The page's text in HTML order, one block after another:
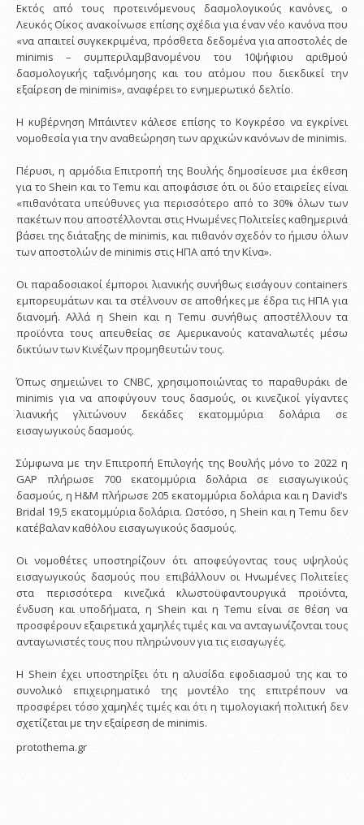
Εκτός από τους προτεινόμενους δασμολογικούς κανόνες, ο
Λευκός Οίκος ανακοίνωσε επίσης σχέδια για έναν νέο κανόνα που
«να απαιτεί συγκεκριμένα, πρόσθετα δεδομένα για αποστολές de
minimis – συμπεριλαμβανομένου του 10ψήφιου αριθμού
δασμολογικής ταξινόμησης και του ατόμου που διεκδικεί την
εξαίρεση de minimis», αναφέρει το ενημερωτικό δελτίο.
Η κυβέρνηση Μπάιντεν κάλεσε επίσης το Κογκρέσο να εγκρίνει
νομοθεσία για την αναθεώρηση των αρχικών κανόνων de minimis.
Πέρυσι, η αρμόδια Επιτροπή της Βουλής δημοσίευσε μια έκθεση
για το Shein και το Temu και αποφάσισε ότι οι δύο εταιρείες είναι
«πιθανότατα υπεύθυνες για περισσότερο από το 30% όλων των
πακέτων που αποστέλλονται στις Ηνωμένες Πολιτείες καθημερινά
βάσει της διάταξης de minimis, και πιθανόν σχεδόν το ήμισυ όλων
των αποστολών de minimis στις ΗΠΑ από την Κίνα».
Οι παραδοσιακοί έμποροι λιανικής συνήθως εισάγουν containers
εμπορευμάτων και τα στέλνουν σε αποθήκες με έδρα τις ΗΠΑ για
διανομή. Αλλά η Shein και η Temu συνήθως αποστέλλουν τα
προϊόντα τους απευθείας σε Αμερικανούς καταναλωτές μέσω
δικτύων των Κινέζων προμηθευτών τους.
Όπως σημειώνει το CNBC, χρησιμοποιώντας το παραθυράκι de
minimis για να αποφύγουν τους δασμούς, οι κινεζικοί γίγαντες
λιανικής γλιτώνουν δεκάδες εκατομμύρια δολάρια σε
εισαγωγικούς δασμούς.
Σύμφωνα με την Επιτροπή Επιλογής της Βουλής μόνο το 2022 η
GAP πλήρωσε 700 εκατομμύρια δολάρια σε εισαγωγικούς
δασμούς, η H&M πλήρωσε 205 εκατομμύρια δολάρια και η David’s
Bridal 19,5 εκατομμύρια δολάρια. Ωστόσο, η Shein και η Temu δεν
κατέβαλαν καθόλου εισαγωγικούς δασμούς.
Οι νομοθέτες υποστηρίζουν ότι αποφεύγοντας τους υψηλούς
εισαγωγικούς δασμούς που επιβάλλουν οι Ηνωμένες Πολιτείες
στα περισσότερα κινεζικά κλωστοϋφαντουργικά προϊόντα,
ένδυση και υποδήματα, η Shein και η Temu είναι σε θέση να
προσφέρουν εξαιρετικά χαμηλές τιμές και να ανταγωνίζονται τους
ανταγωνιστές τους που πληρώνουν για τις εισαγωγές.
Η Shein έχει υποστηρίξει ότι η αλυσίδα εφοδιασμού της και το
συνολικό επιχειρηματικό της μοντέλο της επιτρέπουν να
προσφέρει τόσο χαμηλές τιμές και ότι η τιμολογιακή πολιτική δεν
σχετίζεται με την εξαίρεση de minimis.
protothema.gr